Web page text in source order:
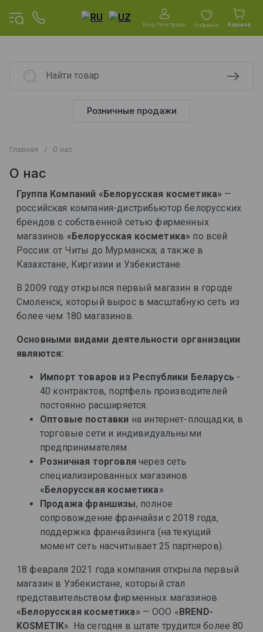
Вход/Регистрация Избранное Корзина
Розничные продажи
Главная / О нас
О нас
Группа Компаний «Белорусская косметика» —
российская компания-дистрибьютор белорусских
брендов с собственной сетью фирменных
магазинов «Белорусская косметика» по всей
России: от Читы до Мурманска; а также в
Казахстане, Киргизии и Узбекистане.
В 2009 году открылся первый магазин в городе
Смоленск, который вырос в масштабную сеть из
более чем 180 магазинов.
Основными видами деятельности организации
являются:
Импорт товаров из Республики Беларусь -
40 контрактов, портфель производителей
постоянно расширяется.
Оптовые поставки на интернет-площадки, в
торговые сети и индивидуальными
предпринимателям.
Розничная торговлячерез сеть
специализированных магазинов
«Белорусская косметика»
Продажа франшизы, полное
сопровождение франчайзи с 2018 года,
поддержка франчайзинга (на текущий
момент сеть насчитывает 25 партнеров).
18 февраля 2021 года компания открыла первый
магазин в Узбекистане, который стал
представительством фирменных магазинов
«Белорусская косметика»— ООО «BREND-
KOSMETIK». На сегодня в штате трудится более 80